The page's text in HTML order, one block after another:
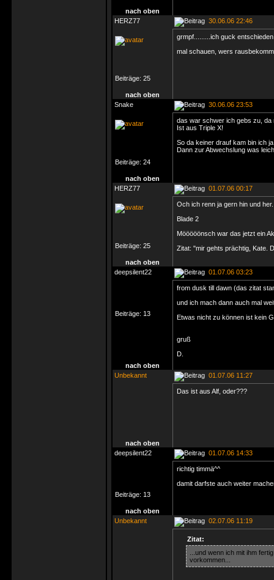
nach oben
HERZ77
30.06.06 22:46
Beiträge: 25
grmpf.........ich guck
mal schauen, wers
nach oben
Snake
30.06.06 23:53
Beiträge: 24
das war schwer ich gebs zu, da
Ist aus Triple X!
So da keiner drauf kam bin ich
Dann zur Abwechslung was
nach oben
HERZ77
01.07.06 00:17
Beiträge: 25
Och ich renn ja gern hin und
Blade 2
Mööööönsch war das jetzt ein
Zitat: "mir gehts prächtig, Kate.
nach oben
deepsilent22
01.07.06 03:23
Beiträge: 13
from dusk till dawn (das zitat
und ich mach dann auch mal
Etwas nicht zu können ist kein
gruß
D.
nach oben
Unbekannt
01.07.06 11:27
Das ist aus Alf, oder???
nach oben
deepsilent22
01.07.06 14:33
Beiträge: 13
richtig timmä^^
damit darfste auch weiter
nach oben
Unbekannt
02.07.06 11:19
Zitat:
...und wenn ich mit ihm
vorkommen...